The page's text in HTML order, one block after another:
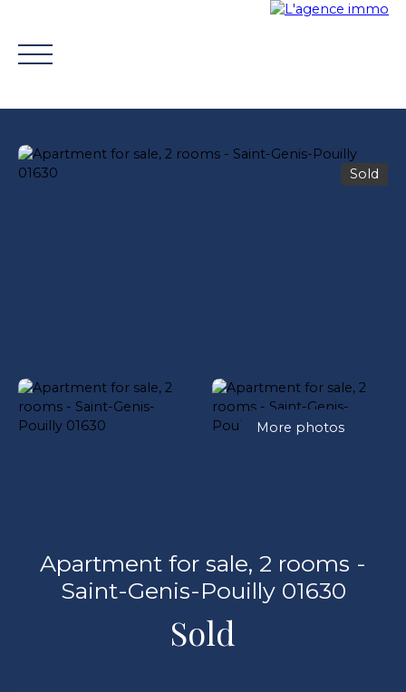
Sold
More photos
Apartment for sale, 2 rooms -
Saint-Genis-Pouilly 01630
Sold